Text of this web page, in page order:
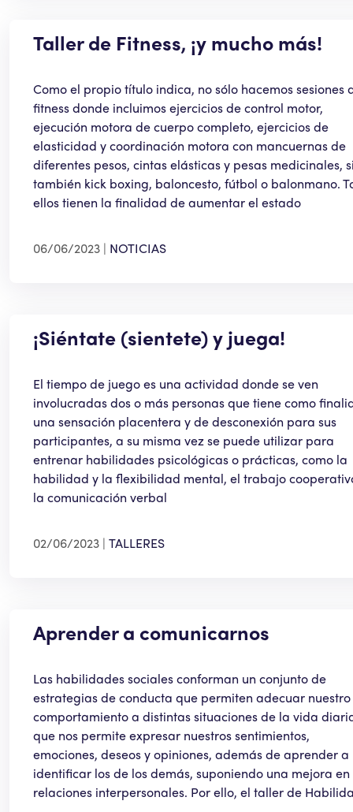
Taller de Fitness, ¡y mucho más!
Como el propio título indica, no sólo hacemos sesiones
fitness donde incluimos ejercicios de control motor,
ejecución motora de cuerpo completo, ejercicios de
elasticidad y coordinación motora con mancuernas de
diferentes pesos, cintas elásticas y pesas medicinales,
también kick boxing, baloncesto, fútbol o balonmano.
ellos tienen la finalidad de aumentar el estado
06/06/2023 NOTICIAS
¡Siéntate (sientete) y juega!
El tiempo de juego es una actividad donde se ven
involucradas dos o más personas que tiene como
una sensación placentera y de desconexión para sus
participantes, a su misma vez se puede utilizar para
entrenar habilidades psicológicas o prácticas, como la
habilidad y la flexibilidad mental, el trabajo
la comunicación verbal
02/06/2023 TALLERES
Aprender a comunicarnos
Las habilidades sociales conforman un conjunto de
estrategias de conducta que permiten adecuar nuestro
comportamiento a distintas situaciones de la vida
que nos permite expresar nuestros sentimientos,
emociones, deseos y opiniones, además de aprender a
identificar los de los demás, suponiendo una mejora en
relaciones interpersonales. Por ello, el taller de